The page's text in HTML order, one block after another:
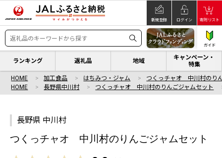
新規登録 ログイン 寄附リスト
ガイド
ランキング 返礼品 地域
キャンペーン・
特集
HOME 加工食品 はちみつ・ジャム
つくっチャオ 中川村のり
HOME
長野県中川村 つくっチャオ 中川村のりんごジャムセット
長野県 中川村
つくっチャオ 中川村のりんごジャムセット